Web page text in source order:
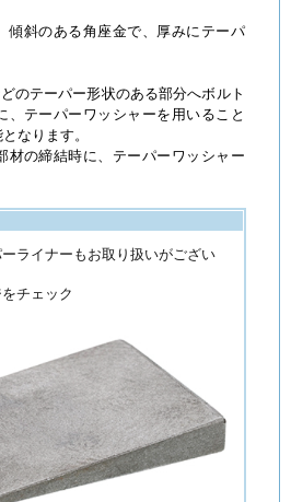
傾斜のある角座金で、厚みにテーパ
のテーパー形状のある部分へボルト
、テーパーワッシャーを用いること
なります。
材の締結時に、テーパーワッシャー
ライナーもお取り扱いがござい
チェック